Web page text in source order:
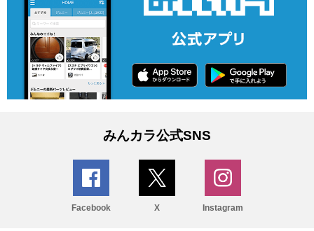
みんカラ公式SNS
Facebook X Instagram